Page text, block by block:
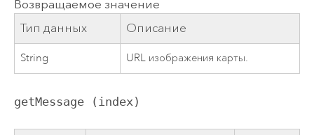
Возвращаемое значение
Тип данных Описание
String URL изображения карты.
getMessage (index)